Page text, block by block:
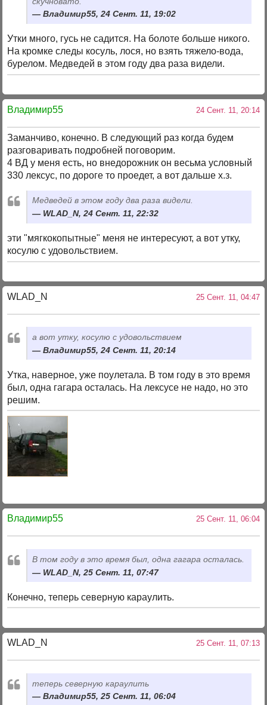
Владимир55, 24 Сент. 11, 19:02
Утки много, гусь не садится. На болоте больше никого.
На кромке следы косуль, лося, но взять тяжело-вода,
бурелом. Медведей в этом году два раза видели.
Владимир55 24 Сент. 11, 20:14
Заманчиво, конечно. В следующий раз когда будем
разговаривать подробней поговорим.
4 ВД у меня есть, но внедорожник он весьма условный
330 лексус, по дороге то проедет, а вот дальше х.з.
Медведей в этом году два раза видели.
WLAD_N, 24 Сент. 11, 22:32
эти "мягкокопытные" меня не интересуют, а вот утку,
косулю с удовольствием.
WLAD_N 25 Сент. 11, 04:47
а вот утку, косулю с удовольствием
Владимир55, 24 Сент. 11, 20:14
Утка, наверное, уже поулетала. В том году в это время
был, одна гагара осталась. На лексусе не надо, но это
решим.
Владимир55 25 Сент. 11, 06:04
В том году в это время был, одна гагара осталась.
WLAD_N, 25 Сент. 11, 07:47
Конечно, теперь северную караулить.
WLAD_N 25 Сент. 11, 07:13
теперь северную караулить
Владимир55, 25 Сент. 11, 06:04